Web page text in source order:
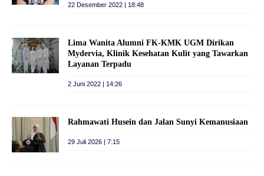
22 Desember 2022 | 18:48
Lima Wanita Alumni FK-KMK UGM Dirikan
Mydervia, Klinik Kesehatan Kulit yang Tawarkan
Layanan Terpadu
2 Juni 2022 | 14:26
Rahmawati Husein dan Jalan Sunyi Kemanusiaan
29 Juli 2026 | 7:15